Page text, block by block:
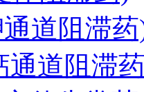
道阻滞
道阻滞